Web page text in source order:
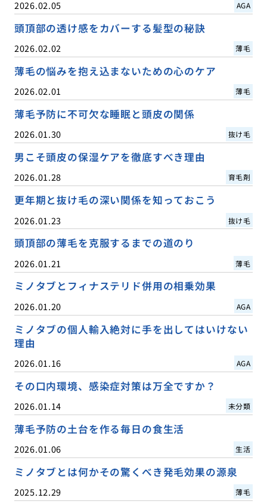
2026.02.05 AGA
頭頂部の透け感をカバーする髪型の秘訣
2026.02.02 薄毛
薄毛の悩みを抱え込まないための心のケア
2026.02.01 薄毛
薄毛予防に不可欠な睡眠と頭皮の関係
2026.01.30 抜け毛
男こそ頭皮の保湿ケアを徹底すべき理由
2026.01.28 育毛剤
更年期と抜け毛の深い関係を知っておこう
2026.01.23 抜け毛
頭頂部の薄毛を克服するまでの道のり
2026.01.21 薄毛
ミノタブとフィナステリド併用の相乗効果
2026.01.20 AGA
ミノタブの個人輸入絶対に手を出してはいけない
理由
2026.01.16 AGA
その口内環境、感染症対策は万全ですか？
2026.01.14 未分類
薄毛予防の土台を作る毎日の食生活
2026.01.06 生活
ミノタブとは何かその驚くべき発毛効果の源泉
2025.12.29 薄毛